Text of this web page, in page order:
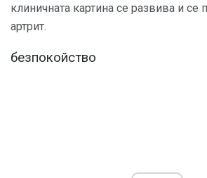
клиничната картина се развива и се
артрит.
безпокойство